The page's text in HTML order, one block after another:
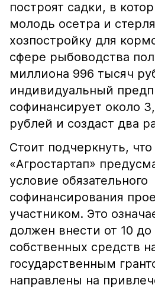
построят садки, в
молодь осетра и
хозпостройку для
сфере рыбоводства
миллиона 996 тысяч
индивидуальный
софинансирует около
рублей и создаст два
Стоит подчеркнуть,
«Агростартап»
условие обязательного
софинансирования
участником. Это
должен внести от 10 до
собственных средств
государственным
направлены на